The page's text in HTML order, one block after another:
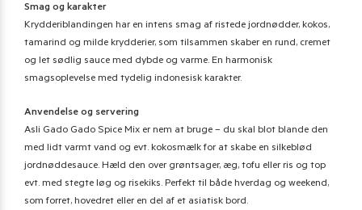
Smag og karakter
Krydderiblandingen har en intens smag af ristede jordnødder, kokos,
tamarind og milde krydderier, som tilsammen skaber en rund, cremet
og let sødlig sauce med dybde og varme. En harmonisk
smagsoplevelse med tydelig indonesisk karakter.
Anvendelse og servering
Asli Gado Gado Spice Mix er nem at bruge – du skal blot blande den
med lidt varmt vand og evt. kokosmælk for at skabe en silkeblød
jordnøddesauce. Hæld den over grøntsager, æg, tofu eller ris og top
evt. med stegte løg og risekiks. Perfekt til både hverdag og weekend,
som forret, hovedret eller en del af et asiatisk bord.